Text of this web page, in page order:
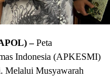
–Peta
Indonesia (APKESMI)
Melalui Musyawarah